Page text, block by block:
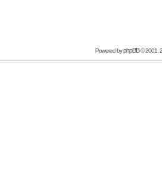
Powered byphpBB© 2001,